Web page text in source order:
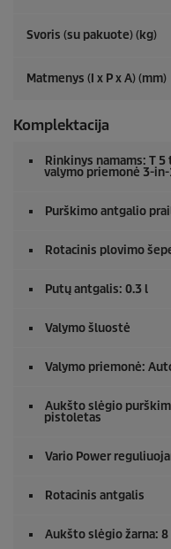
Svoris (su pakuote) (kg)
Matmenys (I x P x A) (mm)
Komplektacija
Rinkinys namams: T
valymo priemonė 3-in-
Purškimo antgalio
Rotacinis plovimo
Putų antgalis: 0.3 l
Valymo šluostė
Valymo priemonė:
Aukšto slėgio
pistoletas
Vario Power
Rotacinis antgalis
Aukšto slėgio žarna: 8